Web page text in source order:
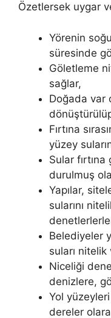
Özetlersek uygar
Yörenin
süresinde
Göletleme
sağlar,
Doğada var
Fırtına
yüzey
Sular
durulmuş
Yapılar,
sularını
Belediyeler
suları
Niceliği
denizlere,
Yol yüzeyleri
dereler